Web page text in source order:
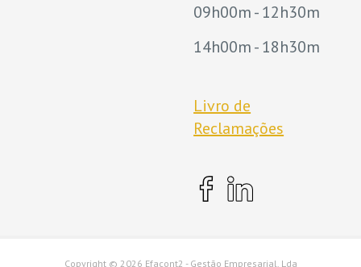
09h00m - 12h30m
14h00m - 18h30m
Livro de
Reclamações
Copyright © 2026 Efacont2 - Gestão Empresarial, Lda